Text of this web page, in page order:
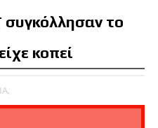
το
κοπεί